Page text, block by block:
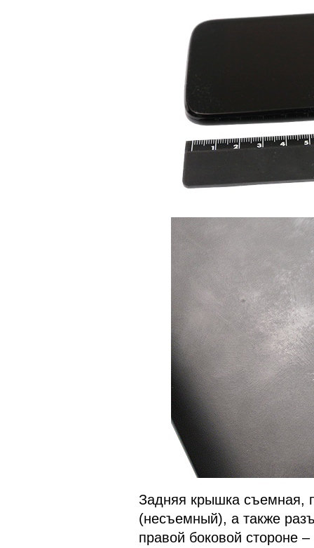
Задняя крышка съемная,
(несъемный), а также
правой боковой стороне